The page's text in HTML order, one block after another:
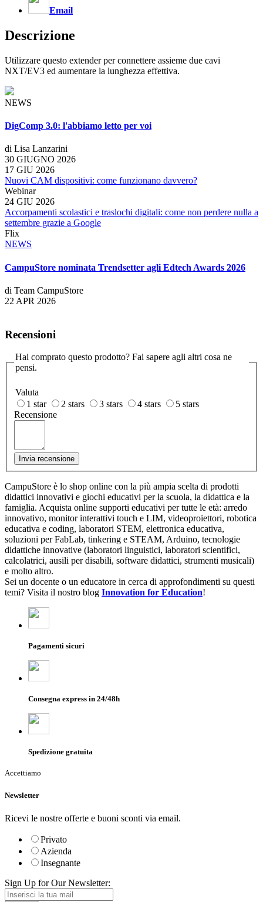
Email
Descrizione
Utilizzare questo extender per connettere assieme due cavi
NXT/EV3 ed aumentare la lunghezza effettiva.
NEWS
DigComp 3.0: l'abbiamo letto per voi
di Lisa Lanzarini
30 GIUGNO 2026
17 GIU 2026
Nuovi CAM dispositivi: come funzionano davvero?
Webinar
24 GIU 2026
Accorpamenti scolastici e traslochi digitali: come non perdere nulla a
settembre grazie a Google
Flix
NEWS
CampuStore nominata Trendsetter agli Edtech Awards 2026
di Team CampuStore
22 APR 2026
Recensioni
Hai comprato questo prodotto? Fai sapere agli altri cosa ne
pensi.
Valuta
1 star
2 stars 3 stars 4 stars
5 stars
Recensione
Invia recensione
CampuStore è lo shop online con la più ampia scelta di prodotti
didattici innovativi e giochi educativi per la scuola, la didattica e la
famiglia. Acquista online supporti educativi per tutte le età: arredo
innovativo, monitor interattivi touch e LIM, videoproiettori, robotica
educativa e coding, laboratori STEM, elettronica educativa,
soluzioni per FabLab, tinkering e STEAM, Arduino, tecnologie
didattiche innovative (laboratori linguistici, laboratori scientifici,
calcolatrici, ausili per disabili, software didattici, strumenti musicali)
e molto altro.
Sei un docente o un educatore in cerca di approfondimenti su questi
temi? Visita il nostro blog Innovation for Education!
Pagamenti sicuri
Consegna express in 24/48h
Spedizione gratuita
Accettiamo
Newsletter
Ricevi le nostre offerte e buoni sconti via email.
Privato
Azienda
Insegnante
Sign Up for Our Newsletter: